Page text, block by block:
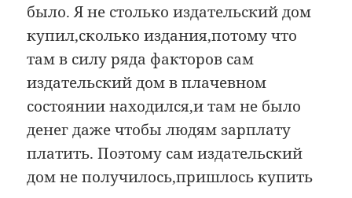
было. Я не столько издательский дом
купил,сколько издания,потому что
там в силу ряда факторов сам
издательский дом в плачевном
состоянии находился,и там не было
денег даже чтобы людям зарплату
платить. Поэтому сам издательский
дом не получилось,пришлось купить